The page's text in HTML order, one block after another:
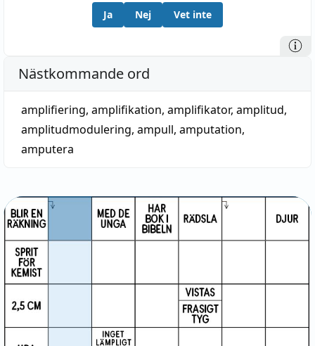
Ja Nej Vet inte
Nästkommande ord
amplifiering, amplifikation, amplifikator, amplitud,
amplitudmodulering, ampull, amputation,
amputera